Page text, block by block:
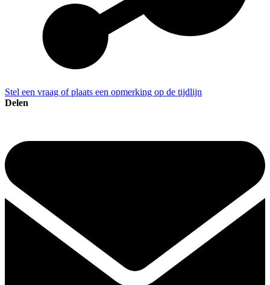
Stel een vraag of plaats een opmerking op de tijdlijn
Delen